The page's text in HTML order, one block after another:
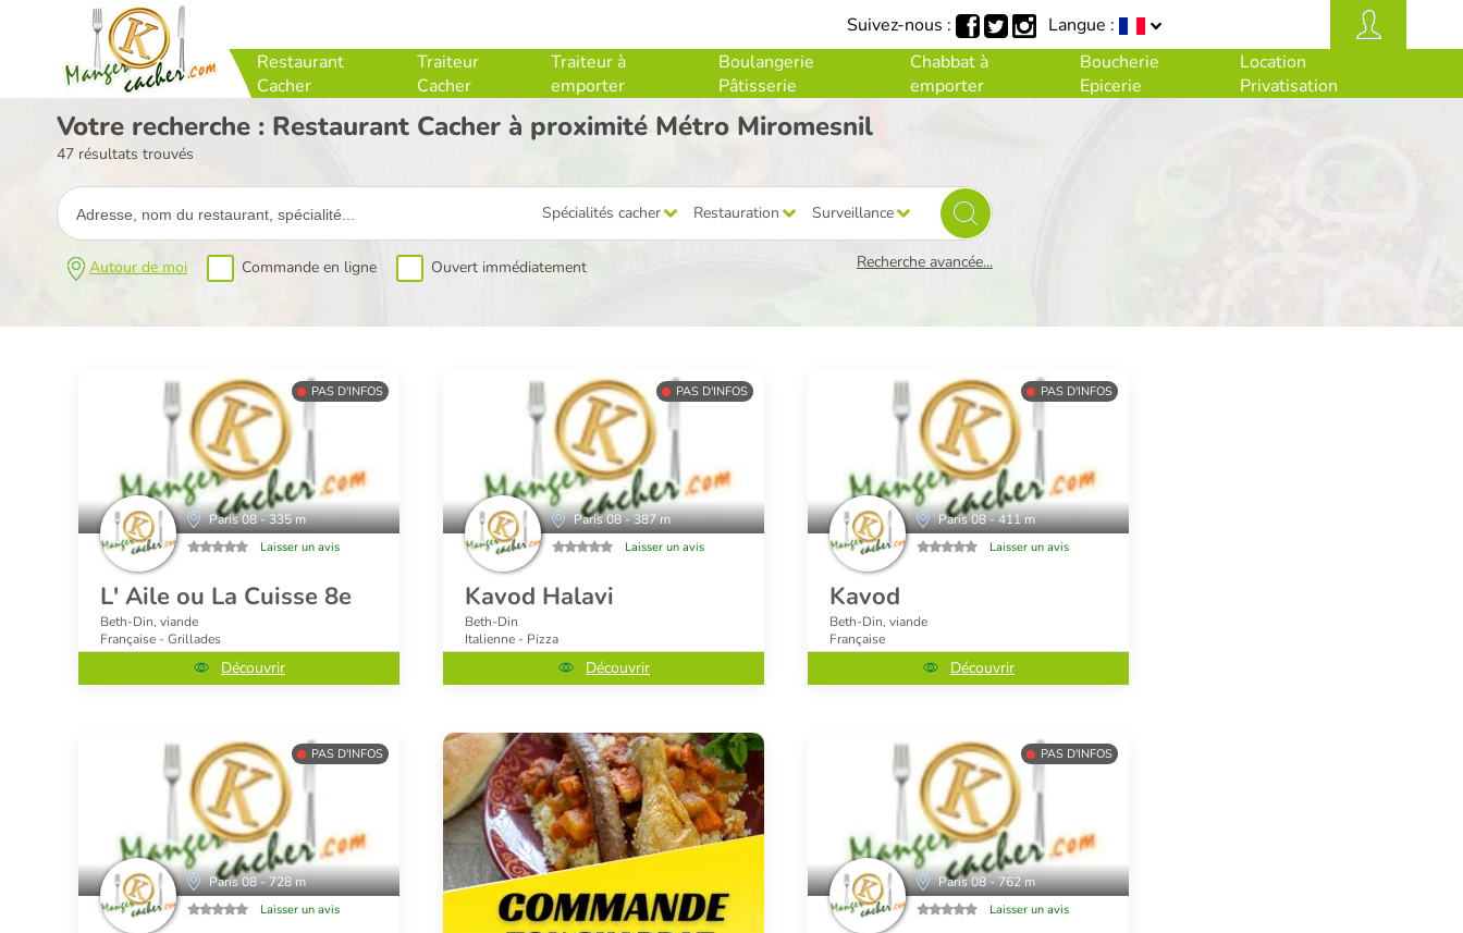
Langue :
Restaurant
Cacher
Traiteur
Cacher
Traiteur à
emporter
Boulangerie
Pâtisserie
Chabbat à
emporter
Boucherie
Epicerie
Location
Privatisation
Suivez-nous :
Votre recherche : Restaurant Cacher à proximité Métro Miromesnil
47 résultats trouvés
Spécialités cacher Restauration Surveillance
Autour de moi Commande en ligne Ouvert immédiatement Recherche avancée...
PAS D'INFOS
Paris 08 - 335 m
Laisser un avis
L' Aile ou La Cuisse 8e
Beth-Din, viande
Française - Grillades
Découvrir
PAS D'INFOS
Paris 08 - 387 m
Laisser un avis
Kavod Halavi
Beth-Din
Italienne - Pizza
Découvrir
PAS D'INFOS
Paris 08 - 411 m
Laisser un avis
Kavod
Beth-Din, viande
Française
Découvrir
PAS D'INFOS
Paris 08 - 728 m
Laisser un avis
PAS D'INFOS
Paris 08 - 762 m
Laisser un avis